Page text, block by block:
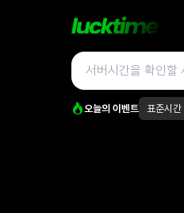
오늘의 이벤트 표준시간